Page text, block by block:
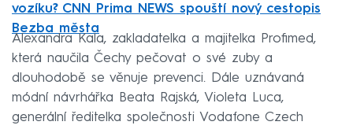
vozíku? CNN Prima NEWS spouští nový cestopis
Bezba města
Alexandra Kala, zakladatelka a majitelka Profimed,
která naučila Čechy pečovat o své zuby a
dlouhodobě se věnuje prevenci. Dále uznávaná
módní návrhářka Beata Rajská, Violeta Luca,
generální ředitelka společnosti Vodafone Czech